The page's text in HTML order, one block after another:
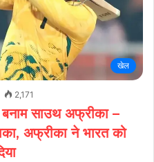
खेल
2,171
साउथ अफ्रीका –
अफ्रीका ने भारत को